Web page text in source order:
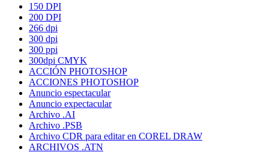
150 DPI
200 DPI
266 dpi
300 dpi
300 ppi
300dpi CMYK
ACCIÓN PHOTOSHOP
ACCIONES PHOTOSHOP
Anuncio espectacular
Anuncio expectacular
Archivo .AI
Archivo .PSB
Archivo CDR para editar en COREL DRAW
ARCHIVOS .ATN